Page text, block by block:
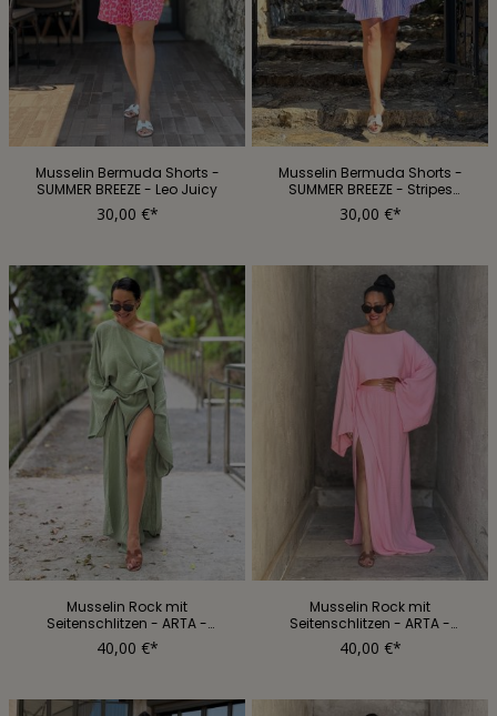
Musselin Bermuda Shorts -
SUMMER BREEZE - Leo Juicy
30,00 €*
Musselin Bermuda Shorts -
SUMMER BREEZE - Stripes
Flieder
30,00 €*
Musselin Rock mit
Seitenschlitzen - ARTA -
REGULAR - Matcha
40,00 €*
Musselin Rock mit
Seitenschlitzen - ARTA -
REGULAR - Bubblegum
40,00 €*